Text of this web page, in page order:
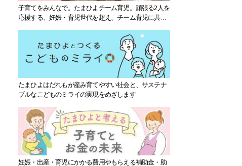
子育てをみんなで。たまひよチーム育児。頑張る2人を
応援する、妊娠・育児世代を超え、チーム育児に共感
たまひよはだれもが産み育てやすい社会と、サステナ
ブルなこどものミライの実現をめざします
妊娠・出産・育児にかかる費用やもらえる補助金・助